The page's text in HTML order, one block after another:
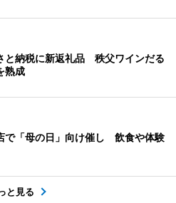
と納税に新返礼品 秩父ワインだる
熟成
で「母の日」向け催し 飲食や体験
と見る